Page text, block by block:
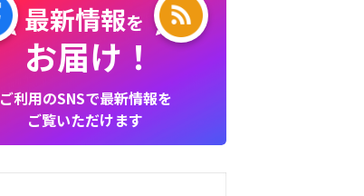
最新情報を
お届け！
ご利用のSNSで最新情報を
ご覧いただけます